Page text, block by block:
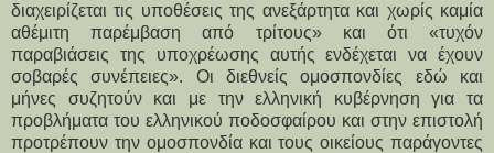
διαχειρίζεται τις υποθέσεις της ανεξάρτητα και χωρίς καμία
αθέμιτη παρέμβαση από τρίτους» και ότι «τυχόν
παραβιάσεις της υποχρέωσης αυτής ενδέχεται να έχουν
σοβαρές συνέπειες». Οι διεθνείς ομοσπονδίες εδώ και
μήνες συζητούν και με την ελληνική κυβέρνηση για τα
προβλήματα του ελληνικού ποδοσφαίρου και στην επιστολή
προτρέπουν την ομοσπονδία και τους οικείους παράγοντες